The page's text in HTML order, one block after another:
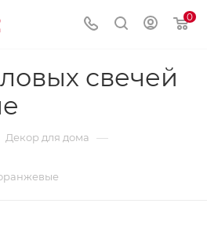
0
свечей
Декор для дома —